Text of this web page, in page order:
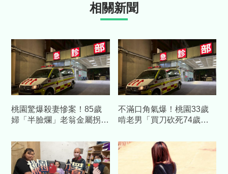
相關新聞
桃園驚爆殺妻慘案！85歲
婦「半臉爛」老翁金屬拐杖
期碎念
不滿口角氣爆！桃園33歲
啃老男「買刀砍死74歲老
樣